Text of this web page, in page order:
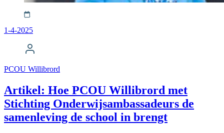
1-4-2025
PCOU Willibrord
Artikel: Hoe PCOU Willibrord met
Stichting Onderwijsambassadeurs de
samenleving de school in brengt